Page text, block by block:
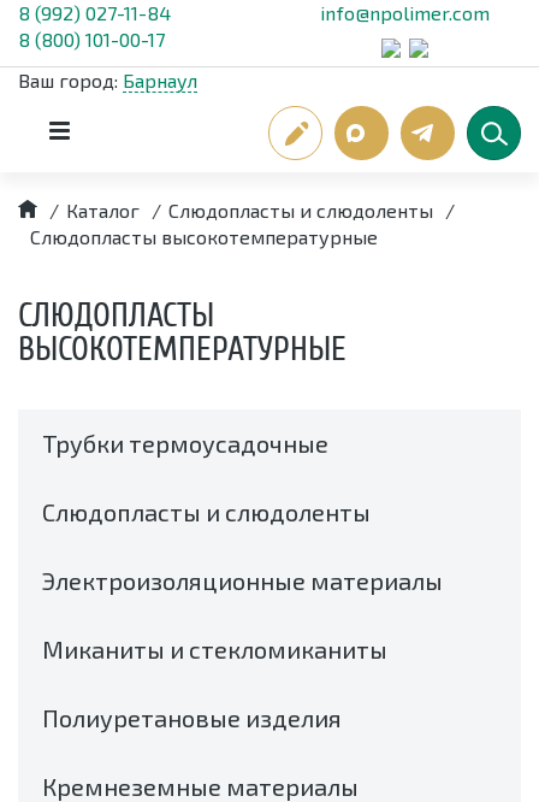
8 (992) 027-11-84
8 (800) 101-00-17
info@npolimer.com
Ваш город: Барнаул
/ Каталог / Слюдопласты и слюдоленты
/
Слюдопласты высокотемпературные
СЛЮДОПЛАСТЫ
ВЫСОКОТЕМПЕРАТУРНЫЕ
Трубки термоусадочные
Слюдопласты и слюдоленты
Электроизоляционные материалы
Миканиты и стекломиканиты
Полиуретановые изделия
Кремнеземные материалы